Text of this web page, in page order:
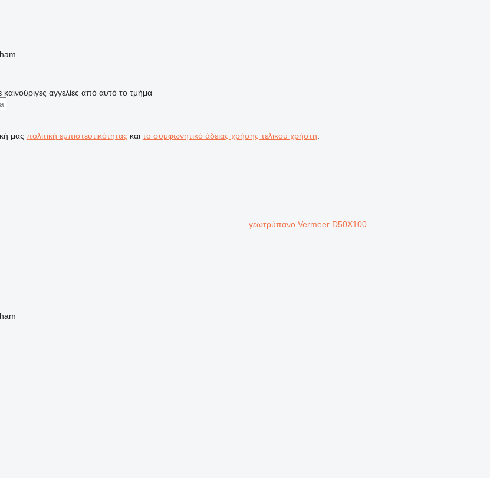
καινούριγες αγγελίες από αυτό το τμήμα
μας πολιτική εμπιστευτικότητας και το συμφωνητικό άδειας χρήσης τελικού χρήστη
γεωτρύπανο Vermeer D50X100